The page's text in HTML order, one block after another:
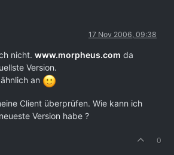
17 Nov 2006, 09:38
nicht. www.morpheus.com da
Version.
an
Client überprüfen. Wie kann ich
Version habe ?
0